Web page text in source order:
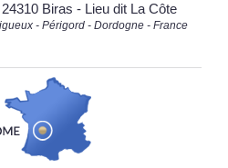
Biras - Lieu dit La Côte
- Périgord - Dordogne - France